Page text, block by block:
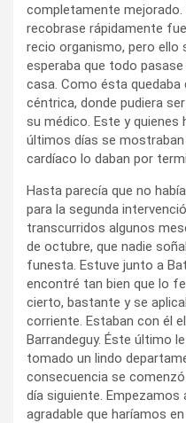
completamente mejorado.
recobrase rápidamente
recio organismo, pero ello
esperaba que todo
casa. Como ésta
céntrica, donde pudiera
su médico. Este y quienes
últimos días se
cardíaco lo daban por
Hasta parecía que no
para la segunda
transcurridos algunos
de octubre, que nadie
funesta. Estuve junto a
encontré tan bien que lo
cierto, bastante y se
corriente. Estaban con él
Barrandeguy. Éste último
tomado un lindo
consecuencia se
día siguiente.
agradable que haríamos